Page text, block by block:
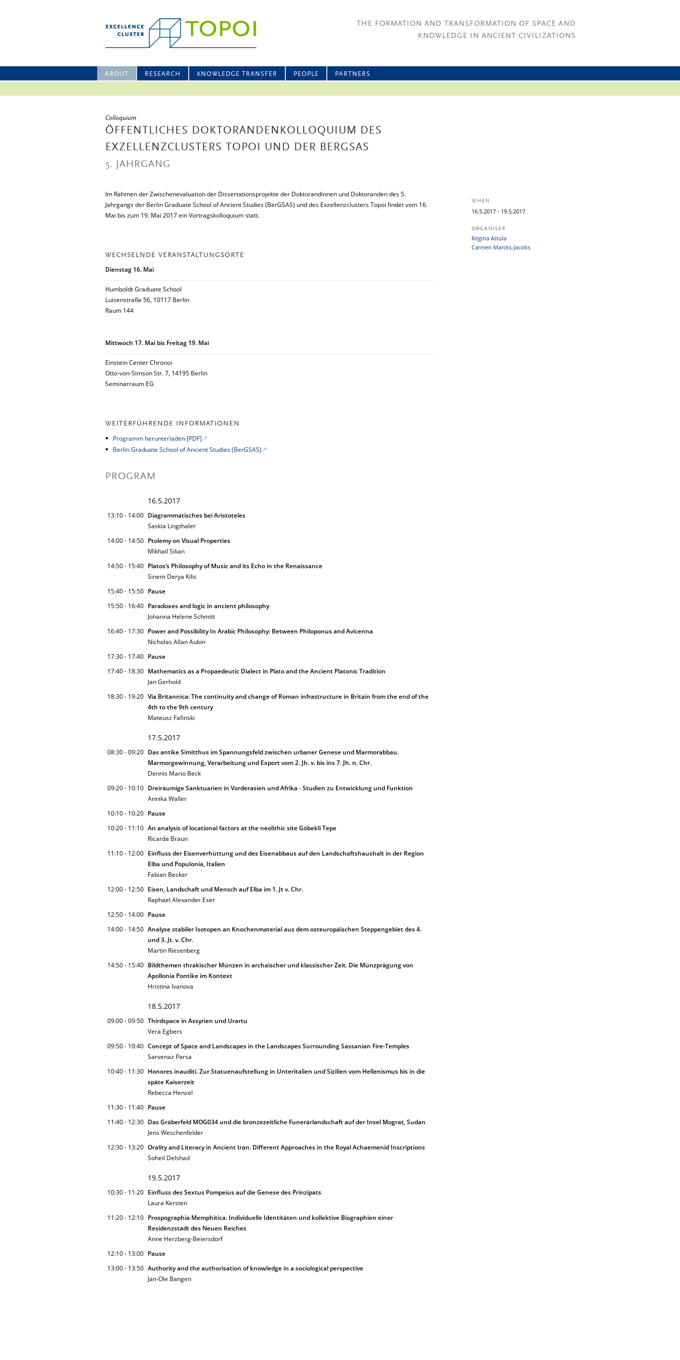
THE FORMATION AND TRANSFORMATION OF SPACE AND
KNOWLEDGE IN ANCIENT CIVILIZATIONS
ABOUT RESEARCH KNOWLEDGE TRANSFER PEOPLE PARTNERS
Colloquium
ÖFFENTLICHES DOKTORANDENKOLLOQUIUM DES
EXZELLENZCLUSTERS TOPOI UND DER BERGSAS
5. JAHRGANG
Im Rahmen der Zwischenevaluation der Dissertationsprojekte der Doktorandinnen und Doktoranden des 5.
Jahrgangs der Berlin Graduate School of Ancient Studies (BerGSAS) und des Exzellenzclusters Topoi findet vom 16.
Mai bis zum 19. Mai 2017 ein Vortragskolloquium statt.
WECHSELNDE VERANSTALTUNGSORTE
Dienstag 16. Mai
Humboldt Graduate School
Luisenstraße 56, 10117 Berlin
Raum 144
Mittwoch 17. Mai bis Freitag 19. Mai
Einstein Center Chronoi
Otto-von-Simson Str. 7, 14195 Berlin
Seminarraum EG
WEITERFÜHRENDE INFORMATIONEN
Programm herunterladen [PDF]
Berlin Graduate School of Ancient Studies (BerGSAS)
PROGRAM
16.5.2017
13:10 - 14:00 Diagrammatisches bei Aristoteles
Saskia Lingthaler
14:00 - 14:50 Ptolemy on Visual Properties
Mikhail Silian
14:50 - 15:40 Platos‘s Philosophy of Music and its Echo in the Renaissance
Sinem Derya Kilic
15:40 - 15:50 Pause
15:50 - 16:40 Paradoxes and logic in ancient philosophy
Johanna Helene Schmitt
16:40 - 17:30 Power and Possibility In Arabic Philosophy: Between Philoponus and Avicenna
Nicholas Allan Aubin
17:30 - 17:40 Pause
17:40 - 18:30 Mathematics as a Propaedeutic Dialect in Plato and the Ancient Platonic Tradition
Jan Gerhold
18:30 - 19:20 Via Britannica: The continuity and change of Roman infrastructure in Britain from the end of the
4th to the 9th century
Mateusz Fafinski
17.5.2017
08:30 - 09:20 Das antike Simitthus im Spannungsfeld zwischen urbaner Genese und Marmorabbau.
Marmorgewinnung, Verarbeitung und Export vom 2. Jh. v. bis ins 7. Jh. n. Chr.
Dennis Mario Beck
09:20 - 10:10 Dreiräumige Sanktuarien in Vorderasien und Afrika - Studien zu Entwicklung und Funktion
Annika Waller
10:10 - 10:20 Pause
10:20 - 11:10 An analysis of locational factors at the neolithic site Göbekli Tepe
Ricarda Braun
11:10 - 12:00 Einfluss der Eisenverhüttung und des Eisenabbaus auf den Landschaftshaushalt in der Region
Elba und Populonia, Italien
Fabian Becker
12:00 - 12:50 Eisen, Landschaft und Mensch auf Elba im 1. Jt v. Chr.
Raphael Alexander Eser
12:50 - 14:00 Pause
14:00 - 14:50 Analyse stabiler Isotopen an Knochenmaterial aus dem osteuropäischen Steppengebiet des 4.
und 3. Jt. v. Chr.
Martin Riesenberg
14:50 - 15:40 Bildthemen thrakischer Münzen in archaischer und klassischer Zeit. Die Münzprägung von
Apollonia Pontike im Kontext
Hristina Ivanova
18.5.2017
09:00 - 09:50 Thirdspace in Assyrien und Urartu
Vera Egbers
09:50 - 10:40 Concept of Space and Landscapes in the Landscapes Surrounding Sassanian Fire-Temples
Sarvenaz Parsa
10:40 - 11:30 Honores inauditi. Zur Statuenaufstellung in Unteritalien und Sizilien vom Hellenismus bis in die
späte Kaiserzeit
Rebecca Henzel
11:30 - 11:40 Pause
11:40 - 12:30 Das Gräberfeld MOG034 und die bronzezeitliche Funerärlandschaft auf der Insel Mograt, Sudan
Jens Weschenfelder
12:30 - 13:20 Orality and Literacy in Ancient Iran. Different Approaches in the Royal Achaemenid Inscriptions
Soheil Delshad
19.5.2017
10:30 - 11:20 Einfluss des Sextus Pompeius auf die Genese des Prinzipats
Laura Kersten
11:20 - 12:10 Prospographia Memphitica. Individuelle Identitäten und kollektive Biographien einer
Residenzstadt des Neuen Reiches
Anne Herzberg-Beiersdorf
12:10 - 13:00 Pause
13:00 - 13:50 Authority and the authorisation of knowledge in a sociological perspective
Jan-Ole Bangen
WHEN
16.5.2017 - 19.5.2017
ORGANISER
Regina Attula
Carmen Marcks-Jacobs